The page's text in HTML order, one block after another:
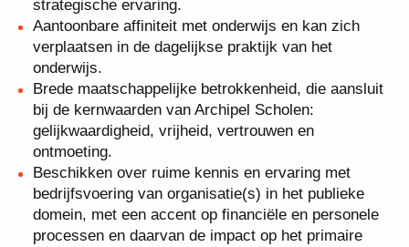
Academische achtergrond met bestuurlijk-
strategische ervaring.
Aantoonbare affiniteit met onderwijs en kan zich
verplaatsen in de dagelijkse praktijk van het
onderwijs.
Brede maatschappelijke betrokkenheid, die
aansluit bij de kernwaarden van Archipel Scholen:
gelijkwaardigheid, vrijheid, vertrouwen en
ontmoeting.
Beschikken over ruime kennis en ervaring met
bedrijfsvoering van organisatie(s) in het publieke
domein, met een accent op financiële en